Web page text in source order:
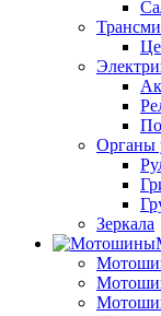
Органы
Зеркала